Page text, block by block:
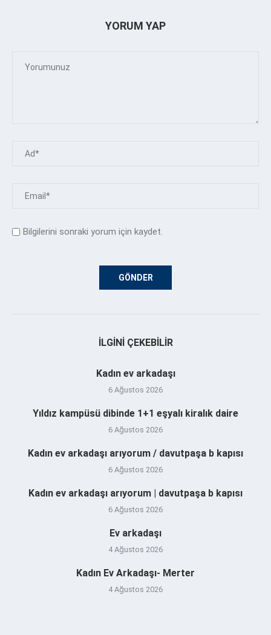
YORUM YAP
Bilgilerini sonraki yorum için kaydet.
İLGINI ÇEKEBILIR
Kadın ev arkadaşı
6 Ağustos 2026
Yıldız kampüsü dibinde 1+1 eşyalı kiralık daire
6 Ağustos 2026
Kadın ev arkadaşı arıyorum / davutpaşa b kapısı
6 Ağustos 2026
Kadın ev arkadaşı arıyorum | davutpaşa b kapısı
6 Ağustos 2026
Ev arkadaşı
4 Ağustos 2026
Kadın Ev Arkadaşı- Merter
4 Ağustos 2026